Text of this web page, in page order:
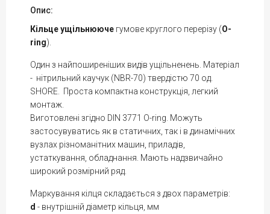
Опис:
Кільцеущільнююче гумове круглого перерізу (O-
ring).
Один з найпоширеніших видів ущільненень. Матеріал
- нітрильний каучук (NBR-70) твердістю 70 од.
SHORE. Проста компактна конструкція, легкий
монтаж.
Виготовлені згідно DIN 3771 O-ring. Можуть
застосувуватись як в статичних, так і в динамічних
вузлах різноманітних машин, приладів,
устаткування, обладнання. Мають надзвичайно
широкий розмірний ряд.
Маркування кілця складається з двох параметрів:
d - внутрішній діаметр кільця, мм